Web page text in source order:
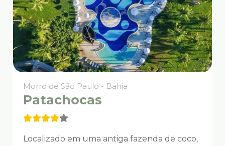
Morro de São Paulo - Bahia
Patachocas
Localizado em uma antiga fazenda de coco,